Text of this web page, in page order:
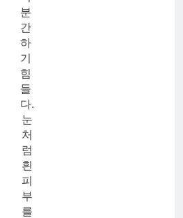
분
간
하
기
힘
들
다.
눈
처
럼
흰
피
부
를